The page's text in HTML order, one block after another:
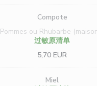
Compote
Pommes ou Rhubarbe
过敏原清单
5,70 EUR
Miel